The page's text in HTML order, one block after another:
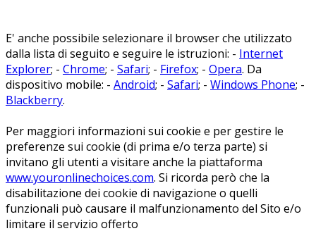
E' anche possibile selezionare il browser che utilizzato
dalla lista di seguito e seguire le istruzioni: - Internet
Explorer; - Chrome; - Safari; - Firefox; - Opera. Da
dispositivo mobile: - Android; - Safari; - Windows Phone; -
Blackberry.
Per maggiori informazioni sui cookie e per gestire le
preferenze sui cookie (di prima e/o terza parte) si
invitano gli utenti a visitare anche la piattaforma
www.youronlinechoices.com. Si ricorda però che la
disabilitazione dei cookie di navigazione o quelli
funzionali può causare il malfunzionamento del Sito e/o
limitare il servizio offerto